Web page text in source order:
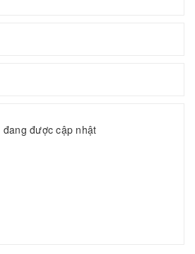
được cập nhật